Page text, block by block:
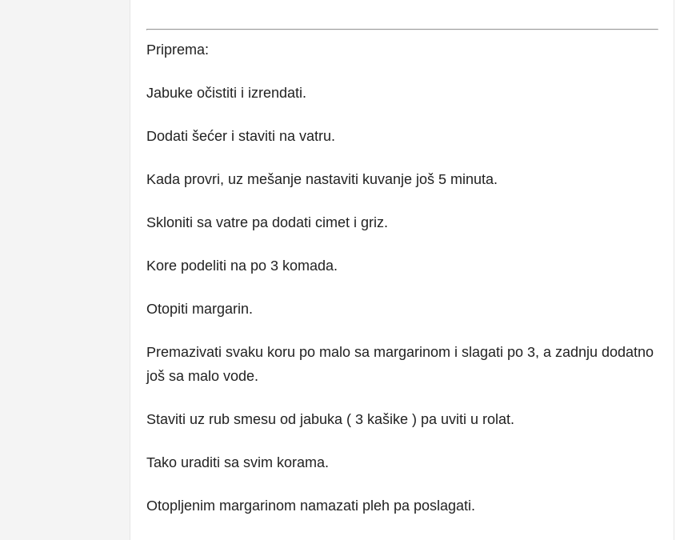
Priprema:
Jabuke očistiti i izrendati.
Dodati šećer i staviti na vatru.
Kada provri, uz mešanje nastaviti kuvanje još 5 minuta.
Skloniti sa vatre pa dodati cimet i griz.
Kore podeliti na po 3 komada.
Otopiti margarin.
Premazivati svaku koru po malo sa margarinom i slagati po 3, a zadnju dodatno
još sa malo vode.
Staviti uz rub smesu od jabuka ( 3 kašike ) pa uviti u rolat.
Tako uraditi sa svim korama.
Otopljenim margarinom namazati pleh pa poslagati.